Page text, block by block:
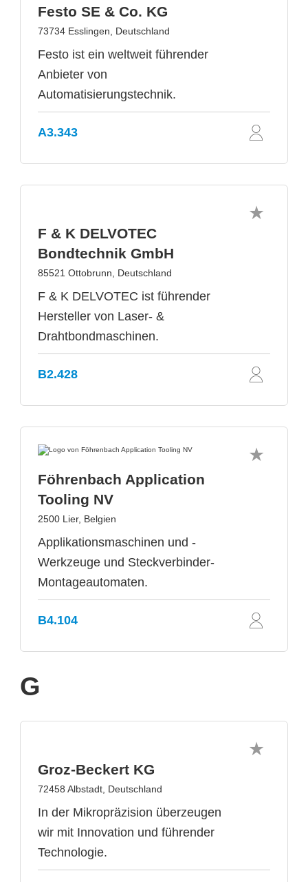
Festo SE & Co. KG
73734 Esslingen, Deutschland
Festo ist ein weltweit führender
Anbieter von
Automatisierungstechnik.
A3.343
F & K DELVOTEC
Bondtechnik GmbH
85521 Ottobrunn, Deutschland
F & K DELVOTEC ist führender
Hersteller von Laser- &
Drahtbondmaschinen.
B2.428
Föhrenbach Application
Tooling NV
2500 Lier, Belgien
Applikationsmaschinen und -
Werkzeuge und Steckverbinder-
Montageautomaten.
B4.104
G
Groz-Beckert KG
72458 Albstadt, Deutschland
In der Mikropräzision überzeugen
wir mit Innovation und führender
Technologie.